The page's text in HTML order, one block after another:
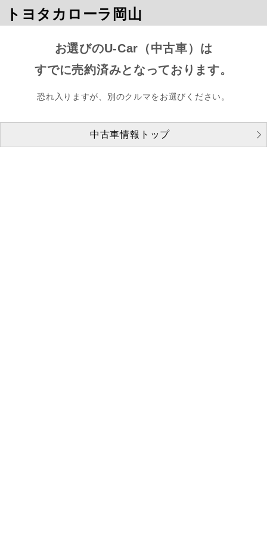
トヨタカローラ岡山
お選びのU-Car（中古車）は
すでに売約済みとなっております。
恐れ入りますが、別のクルマをお選びください。
中古車情報トップ